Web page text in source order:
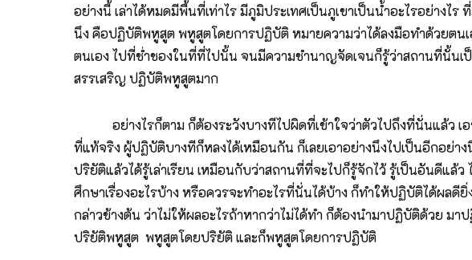
อย่างนี้ เล่าได้หมดมีพื้นที่เท่าไร มีภูมิประเทศเป็นภูเขาเป็นน้ำอะไรอย่าง
นึง คือปฏิบัติพหูสูต พหูสูตโดยการปฏิบัติ หมายความว่าได้ลงมือทำด้วยตนเ
ตนเอง ไปที่ช่ำชองในที่ที่ไปนั้น จนมีความชำนาญจัดเจนก็รู้ว่าสถานที่นั้นเ
สรรเสริญ ปฏิบัติพหูสูตมาก
อย่างไรก็ตาม ก็ต้องระวังบางทีไปผิดที่เข้าใจว่าตัวไปถึงที่นั่นแล้ว เ
ที่แท้จริง ผู้ปฏิบัติบางทีก็หลงได้เหมือนกัน ก็เลยเอาอย่างนึงไปเป็นอีกอย่
ปริยัติแล้วได้รู้เล่าเรียน เหมือนกับว่าสถานที่ที่จะไปก็รู้จักไว้ รู้เป็นอันดีแล้ว
ศึกษาเรื่องอะไรบ้าง หรือควรจะทำอะไรที่นั่นได้บ้าง ก็ทำให้ปฏิบัติได้ผล
กล่าวข้างต้น ว่าไม่ให้ผลอะไรถ้าหากว่าไม่ได้ทำ ก็ต้องนำมาปฏิบัติด้วย ม
ปริยัติพหูสูต พหูสูตโดยปริยัติ และก็พหูสูตโดยการปฏิบัติ